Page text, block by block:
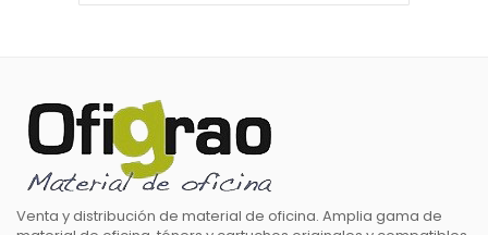
Venta y distribución de material de oficina. Amplia gama de